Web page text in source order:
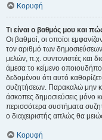
Κορυφή
Τι είναι ο βαθμός μου και
Οι βαθμοί, οι οποίοι
τον αριθμό των δημοσιεύσεων
μελών, π.χ. συντονιστές και
άμεσα το κείμενο
δεδομένου ότι αυτό
συζητήσεων. Παρακαλώ μην
άσκοπες δημοσιεύσεις μόνο
περισσότερα συστήματα
ο διαχειριστής απλώς θα
Κορυφή